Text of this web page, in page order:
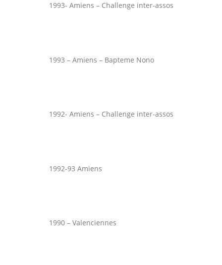
1993- Amiens – Challenge inter-assos
1993 – Amiens – Bapteme Nono
1992- Amiens – Challenge inter-assos
1992-93 Amiens
1990 – Valenciennes